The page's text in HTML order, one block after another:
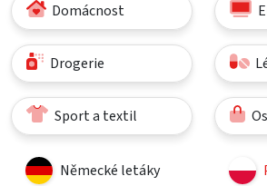
Domácnost
Drogerie
Sport a textil
Německé letáky